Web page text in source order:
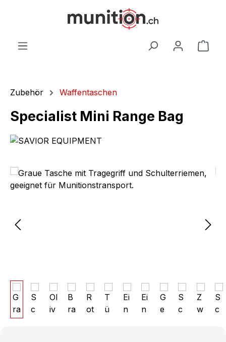
Zubehör Waffentaschen
Specialist Mini Range Bag
Bildergalerie überspringen